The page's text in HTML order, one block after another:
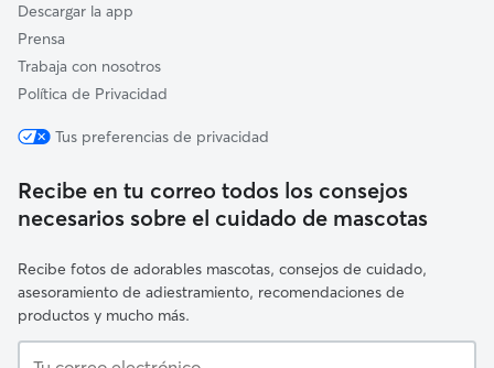
Descargar la app
Prensa
Trabaja con nosotros
Política de Privacidad
Tus preferencias de privacidad
Recibe en tu correo todos los consejos
necesarios sobre el cuidado de mascotas
Recibe fotos de adorables mascotas, consejos de cuidado,
asesoramiento de adiestramiento, recomendaciones de
productos y mucho más.